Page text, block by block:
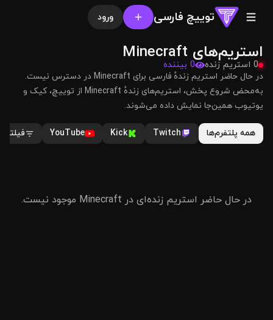
توییچ فارسی ورود
استریم‌های Minecraft
0 استریم زنده 0 بیننده
در حال حاضر استریم زندهٔ فارسی برای Minecraft در دسترس نیست.
به‌محض شروع پخش، استریم‌های زندهٔ Minecraft از توییچ، کیک و
یوتیوب همین‌جا نمایش داده می‌شوند.
همه پلتفرم‌ها Twitch
Kick
YouTube
در حال حاضر استریم زنده‌ای در Minecraft موجود نیست.